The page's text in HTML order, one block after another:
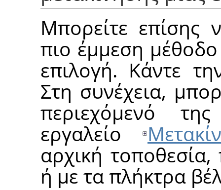
Μπορείτε επίσης
πιο έμμεση μέθοδο
επιλογή. Κάντε
Στη συνέχεια,
περιεχόμενό
εργαλείο
αρχική
ή με τα πλήκτρα